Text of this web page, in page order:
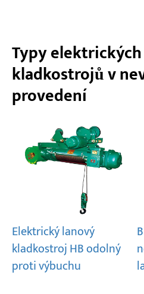
Typy
kladkostrojů v
provedení
Elektrický lanový
kladkostroj HB odolný
proti výbuchu